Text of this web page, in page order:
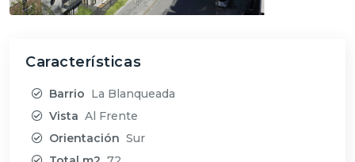
Características
Barrio La Blanqueada
Vista Al Frente
Orientación Sur